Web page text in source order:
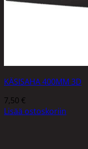
KÄSISAHA 400MM 3D
7,50 €
Lisää ostoskoriin